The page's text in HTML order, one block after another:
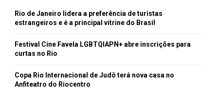
Rio de Janeiro lidera a preferência de turistas
estrangeiros e é a principal vitrine do Brasil
Festival Cine Favela LGBTQIAPN+ abre inscrições para
curtas no Rio
Copa Rio Internacional de Judô terá nova casa no
Anfiteatro do Riocentro